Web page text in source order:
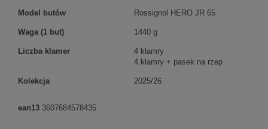
Model butów Rossignol HERO JR 65
Waga (1 but) 1440 g
Liczba klamer
4 klamry
4 klamry + pasek na rzep
Kolekcja 2025/26
ean13 3607684578435